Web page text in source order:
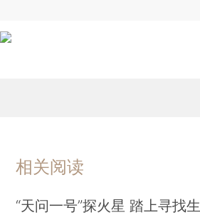
相关阅读
“天问一号”探火星 踏上寻找生